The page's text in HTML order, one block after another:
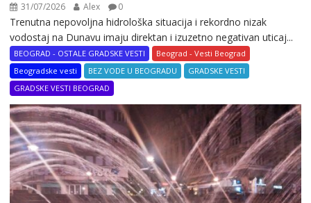
31/07/2026 Alex 0
Trenutna nepovoljna hidrološka situacija i rekordno nizak
vodostaj na Dunavu imaju direktan i izuzetno negativan uticaj...
BEOGRAD - OSTALE GRADSKE VESTI
Beograd - Vesti Beograd
Beogradske vesti
BEZ VODE U BEOGRADU
GRADSKE VESTI
GRADSKE VESTI BEOGRAD